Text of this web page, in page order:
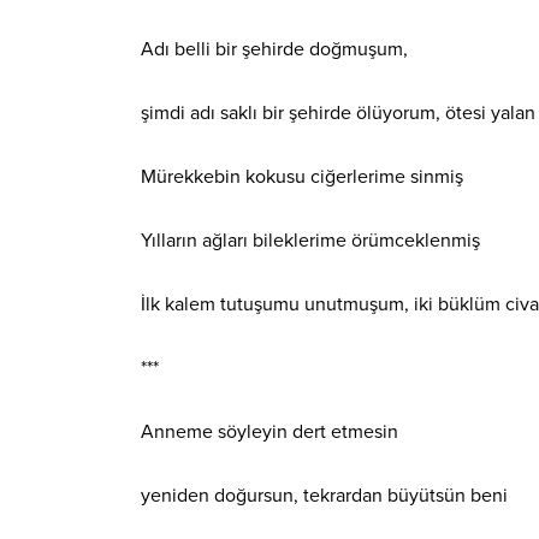
Adı belli bir şehirde doğmuşum,
şimdi adı saklı bir şehirde ölüyorum, ötesi yalan
Mürekkebin kokusu ciğerlerime sinmiş
Yılların ağları bileklerime örümceklenmiş
İlk kalem tutuşumu unutmuşum, iki büklüm
***
Anneme söyleyin dert etmesin
yeniden doğursun, tekrardan büyütsün beni